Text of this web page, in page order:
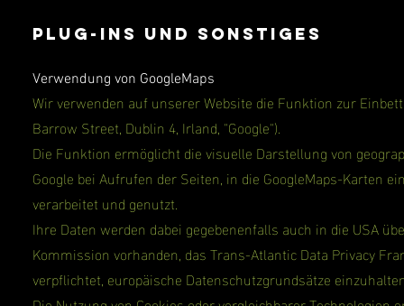
Plug-ins und Sonstiges
Verwendung von GoogleMaps
Wir verwenden auf unserer Website die Funktion zur
Barrow Street, Dublin 4, Irland, "Google").
Die Funktion ermöglicht die visuelle Darstellung von
Google bei Aufrufen der Seiten, in die GoogleMaps-Karten
verarbeitet und genutzt.
Ihre Daten werden dabei gegebenenfalls auch in die USA
Kommission vorhanden, das Trans-Atlantic Data Privacy
verpflichtet, europäische Datenschutzgrundsätze